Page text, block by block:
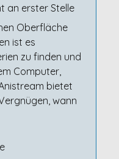
an erster Stelle
Oberfläche
ist es
zu finden und
Computer,
bietet
wann